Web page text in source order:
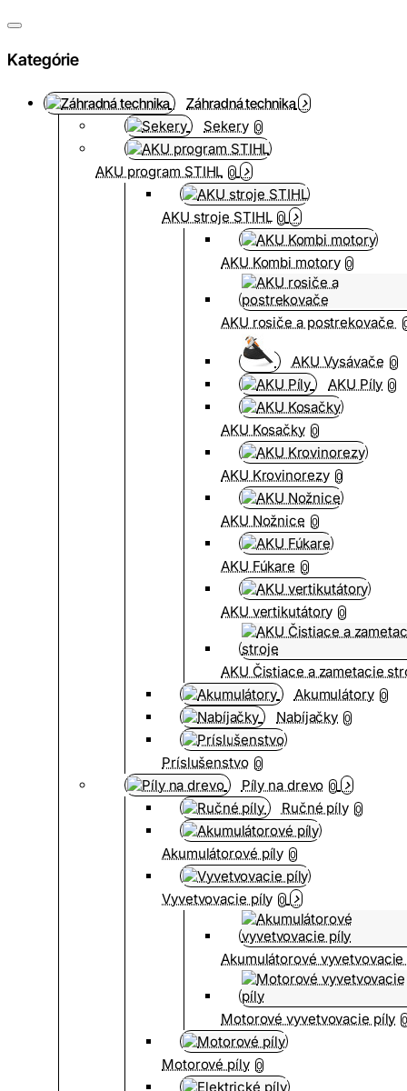
Kategórie
Záhradná technika
Sekery 0
AKU program STIHL 0
AKU stroje STIHL 0
AKU Kombi motory 0
AKU rosiče a postrekovače
AKU Vysávače 0
AKU Píly 0
AKU Kosačky 0
AKU Krovinorezy 0
AKU Nožnice 0
AKU Fúkare 0
AKU vertikutátory 0
AKU Čistiace a zametacie
Akumulátory 0
Nabíjačky 0
Príslušenstvo 0
Píly na drevo 0
Ručné píly 0
Akumulátorové píly 0
Vyvetvovacie píly 0
Akumulátorové
Motorové vyvetvovacie píly
Motorové píly 0